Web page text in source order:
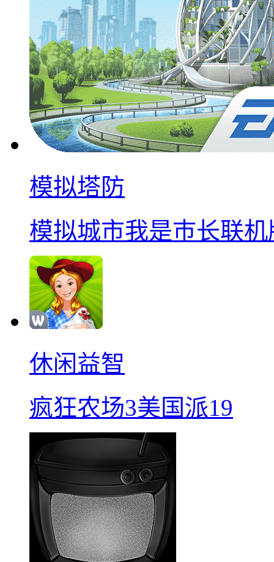
模拟塔防
模拟城市我是巿长联机
休闲益智
疯狂农场3美国派19